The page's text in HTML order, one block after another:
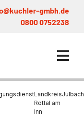
gmbh.de
0800 0752238
Landkreis
Rottal am
Inn
Julbach